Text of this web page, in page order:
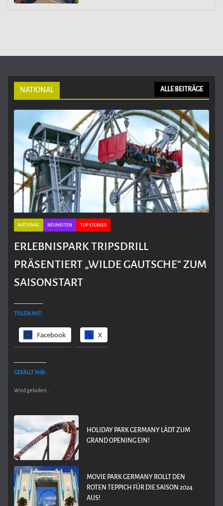
NATIONAL ALLE BEITRÄGE
NATIONAL NEUHEITEN TOP STORIES
ERLEBNISPARK TRIPSDRILL
PRÄSENTIERT „WILDE GAUTSCHE“ ZUM
SAISONSTART
TEILEN MIT:
Facebook X
GEFÄLLT MIR:
Wird geladen …
HOLIDAY PARK GERMANY LÄDT ZUM
GRAND OPENING EIN!
MOVIE PARK GERMANY ROLLT DEN
ROTEN TEPPICH FÜR DIE SAISON 2024
AUS!